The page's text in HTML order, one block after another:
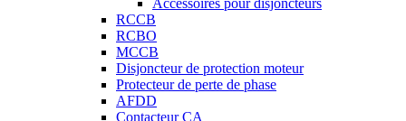
Accessoires pour disjoncteurs
RCCB
RCBO
MCCB
Disjoncteur de protection moteur
Protecteur de perte de phase
AFDD
Contacteur CA